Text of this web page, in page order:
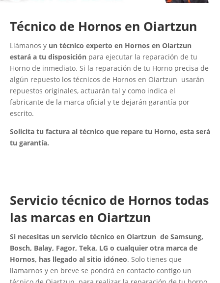
Técnico de Hornos en Oiartzun
Llámanos y un técnico experto en Hornos en Oiartzun
estará a tu disposición para ejecutar la reparación de tu
Horno de inmediato. Si la reparación de tu Horno precisa de
algún repuesto los técnicos de Hornos en Oiartzun usarán
repuestos originales, actuarán tal y como indica el
fabricante de la marca oficial y te dejarán garantía por
escrito.
Solicita tu factura al técnico que repare tu Horno, esta será
tu garantía.
Servicio técnico de Hornos todas
las marcas en Oiartzun
Si necesitas un servicio técnico en Oiartzun de Samsung,
Bosch, Balay, Fagor, Teka, LG o cualquier otra marca de
Hornos, has llegado al sitio idóneo. Solo tienes que
llamarnos y en breve se pondrá en contacto contigo un